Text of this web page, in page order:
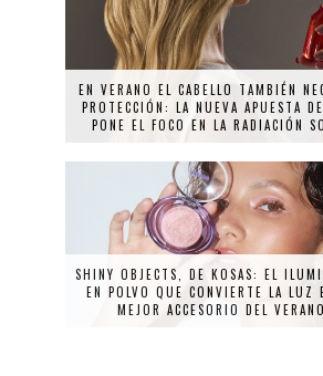
EN VERANO EL CABELLO TAMBIÉN
PROTECCIÓN: LA NUEVA APUESTA
PONE EL FOCO EN LA RADIACIÓN
SHINY OBJECTS, DE KOSAS: EL
EN POLVO QUE CONVIERTE LA LUZ
MEJOR ACCESORIO DEL VERANO